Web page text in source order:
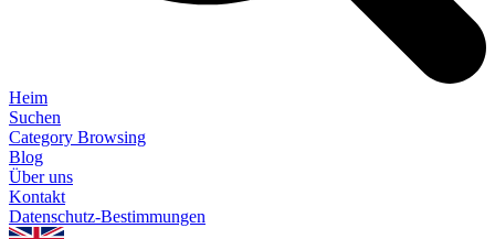
Heim
Suchen
Category Browsing
Blog
Über uns
Kontakt
Datenschutz-Bestimmungen